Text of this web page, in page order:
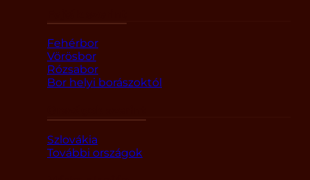
Fehérbor
Vörösbor
Rózsabor
Bor helyi borászoktól
Szlovákia
További országok